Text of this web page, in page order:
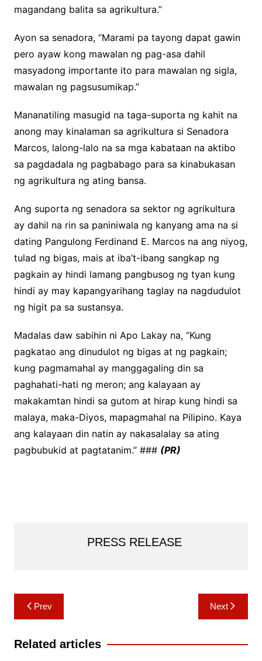
magandang balita sa agrikultura.”
Ayon sa senadora, “Marami pa tayong dapat gawin
pero ayaw kong mawalan ng pag-asa dahil
masyadong importante ito para mawalan ng sigla,
mawalan ng pagsusumikap.”
Mananatiling masugid na taga-suporta ng kahit na
anong may kinalaman sa agrikultura si Senadora
Marcos, lalong-lalo na sa mga kabataan na aktibo
sa pagdadala ng pagbabago para sa kinabukasan
ng agrikultura ng ating bansa.
Ang suporta ng senadora sa sektor ng agrikultura
ay dahil na rin sa paniniwala ng kanyang ama na si
dating Pangulong Ferdinand E. Marcos na ang niyog,
tulad ng bigas, mais at iba’t-ibang sangkap ng
pagkain ay hindi lamang pangbusog ng tyan kung
hindi ay may kapangyarihang taglay na nagdudulot
ng higit pa sa sustansya.
Madalas daw sabihin ni Apo Lakay na, “Kung
pagkatao ang dinudulot ng bigas at ng pagkain;
kung pagmamahal ay manggagaling din sa
paghahati-hati ng meron; ang kalayaan ay
makakamtan hindi sa gutom at hirap kung hindi sa
malaya, maka-Diyos, mapagmahal na Pilipino. Kaya
ang kalayaan din natin ay nakasalalay sa ating
pagbubukid at pagtatanim.” ### (PR)
PRESS RELEASE
Post
navigation
Prev Next
Related articles